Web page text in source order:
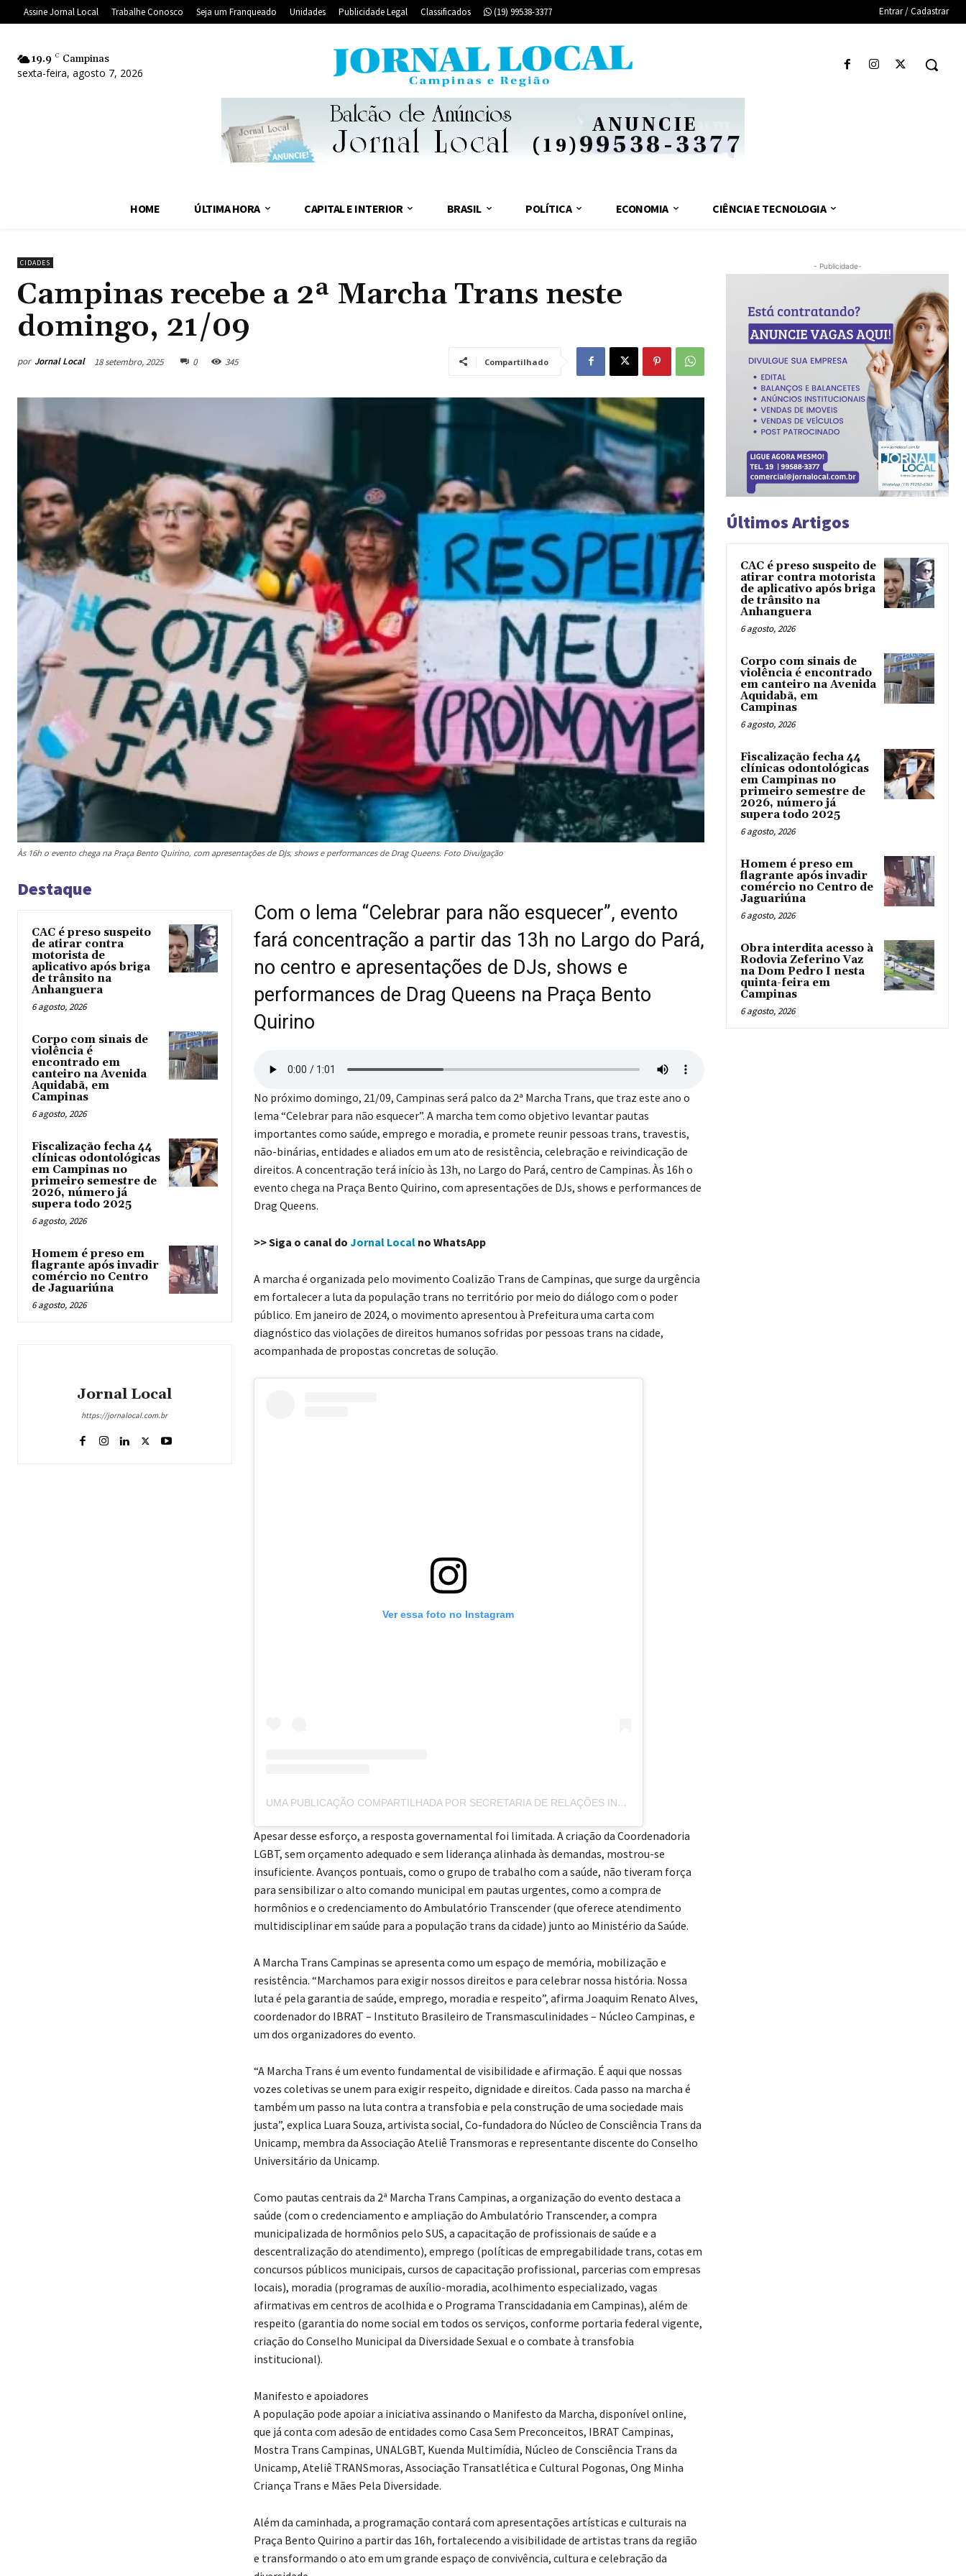
Assine Jornal Local Trabalhe Conosco Seja um Franqueado Unidades Publicidade Legal Classificados (19) 99538-3377 Entrar / Cadastrar
19.9 C Campinas
sexta-feira, agosto 7, 2026
HOME ÚLTIMA HORA CAPITAL E INTERIOR BRASIL POLÍTICA ECONOMIA CIÊNCIA E TECNOLOGIA
CIDADES
Campinas recebe a 2ª Marcha Trans neste
domingo, 21/09
por Jornal Local 18 setembro, 2025 0 345 Compartilhado
Às 16h o evento chega na Praça Bento Quirino, com apresentações de DJs, shows e performances de Drag Queens. Foto Divulgação
Destaque
CAC é preso suspeito
de atirar contra
motorista de
aplicativo após briga
de trânsito na
Anhanguera
6 agosto, 2026
Corpo com sinais de
violência é
encontrado em
canteiro na Avenida
Aquidabã, em
Campinas
6 agosto, 2026
Fiscalização fecha 44
clínicas odontológicas
em Campinas no
primeiro semestre de
2026, número já
supera todo 2025
6 agosto, 2026
Homem é preso em
flagrante após invadir
comércio no Centro
de Jaguariúna
6 agosto, 2026
Jornal Local
https://jornalocal.com.br
Com o lema “Celebrar para não esquecer”, evento
fará concentração a partir das 13h no Largo do Pará,
no centro e apresentações de DJs, shows e
performances de Drag Queens na Praça Bento
Quirino
No próximo domingo, 21/09, Campinas será palco da 2ª Marcha Trans, que traz este ano o
lema “Celebrar para não esquecer”. A marcha tem como objetivo levantar pautas
importantes como saúde, emprego e moradia, e promete reunir pessoas trans, travestis,
não-binárias, entidades e aliados em um ato de resistência, celebração e reivindicação de
direitos. A concentração terá início às 13h, no Largo do Pará, centro de Campinas. Às 16h o
evento chega na Praça Bento Quirino, com apresentações de DJs, shows e performances de
Drag Queens.
>> Siga o canal do Jornal Localno WhatsApp
A marcha é organizada pelo movimento Coalizão Trans de Campinas, que surge da urgência
em fortalecer a luta da população trans no território por meio do diálogo com o poder
público. Em janeiro de 2024, o movimento apresentou à Prefeitura uma carta com
diagnóstico das violações de direitos humanos sofridas por pessoas trans na cidade,
acompanhada de propostas concretas de solução.
Ver essa foto no Instagram
UMA PUBLICAÇÃO COMPARTILHADA POR SECRETARIA DE RELAÇÕES INSTITUCIONAIS DE CAMPINAS (@SECINSTITUCIONAIS.CAMPINAS)
Apesar desse esforço, a resposta governamental foi limitada. A criação da Coordenadoria
LGBT, sem orçamento adequado e sem liderança alinhada às demandas, mostrou-se
insuficiente. Avanços pontuais, como o grupo de trabalho com a saúde, não tiveram força
para sensibilizar o alto comando municipal em pautas urgentes, como a compra de
hormônios e o credenciamento do Ambulatório Transcender (que oferece atendimento
multidisciplinar em saúde para a população trans da cidade) junto ao Ministério da Saúde.
A Marcha Trans Campinas se apresenta como um espaço de memória, mobilização e
resistência. “Marchamos para exigir nossos direitos e para celebrar nossa história. Nossa
luta é pela garantia de saúde, emprego, moradia e respeito”, afirma Joaquim Renato Alves,
coordenador do IBRAT – Instituto Brasileiro de Transmasculinidades – Núcleo Campinas, e
um dos organizadores do evento.
“A Marcha Trans é um evento fundamental de visibilidade e afirmação. É aqui que nossas
vozes coletivas se unem para exigir respeito, dignidade e direitos. Cada passo na marcha é
também um passo na luta contra a transfobia e pela construção de uma sociedade mais
justa”, explica Luara Souza, artivista social, Co-fundadora do Núcleo de Consciência Trans da
Unicamp, membra da Associação Ateliê Transmoras e representante discente do Conselho
Universitário da Unicamp.
Como pautas centrais da 2ª Marcha Trans Campinas, a organização do evento destaca a
saúde (com o credenciamento e ampliação do Ambulatório Transcender, a compra
municipalizada de hormônios pelo SUS, a capacitação de profissionais de saúde e a
descentralização do atendimento), emprego (políticas de empregabilidade trans, cotas em
concursos públicos municipais, cursos de capacitação profissional, parcerias com empresas
locais), moradia (programas de auxílio-moradia, acolhimento especializado, vagas
afirmativas em centros de acolhida e o Programa Transcidadania em Campinas), além de
respeito (garantia do nome social em todos os serviços, conforme portaria federal vigente,
criação do Conselho Municipal da Diversidade Sexual e o combate à transfobia
institucional).
Manifesto e apoiadores
A população pode apoiar a iniciativa assinando o Manifesto da Marcha, disponível online,
que já conta com adesão de entidades como Casa Sem Preconceitos, IBRAT Campinas,
Mostra Trans Campinas, UNALGBT, Kuenda Multimídia, Núcleo de Consciência Trans da
Unicamp, Ateliê TRANSmoras, Associação Transatlética e Cultural Pogonas, Ong Minha
Criança Trans e Mães Pela Diversidade.
Além da caminhada, a programação contará com apresentações artísticas e culturais na
Praça Bento Quirino a partir das 16h, fortalecendo a visibilidade de artistas trans da região
e transformando o ato em um grande espaço de convivência, cultura e celebração da
- Publicidade-
Últimos Artigos
CAC é preso suspeito de
atirar contra motorista
de aplicativo após briga
de trânsito na
Anhanguera
6 agosto, 2026
Corpo com sinais de
violência é encontrado
em canteiro na Avenida
Aquidabã, em
Campinas
6 agosto, 2026
Fiscalização fecha 44
clínicas odontológicas
em Campinas no
primeiro semestre de
2026, número já
supera todo 2025
6 agosto, 2026
Homem é preso em
flagrante após invadir
comércio no Centro de
Jaguariúna
6 agosto, 2026
Obra interdita acesso à
Rodovia Zeferino Vaz
na Dom Pedro I nesta
quinta-feira em
Campinas
6 agosto, 2026